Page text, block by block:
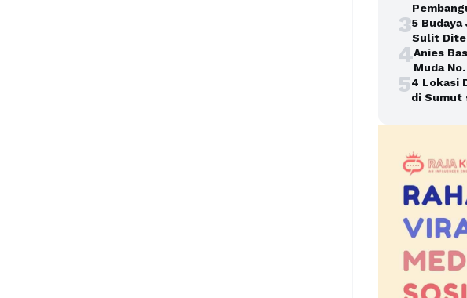
35 Budaya
Sulit
4Anies
Muda No.
54 Lokasi
di Sumut